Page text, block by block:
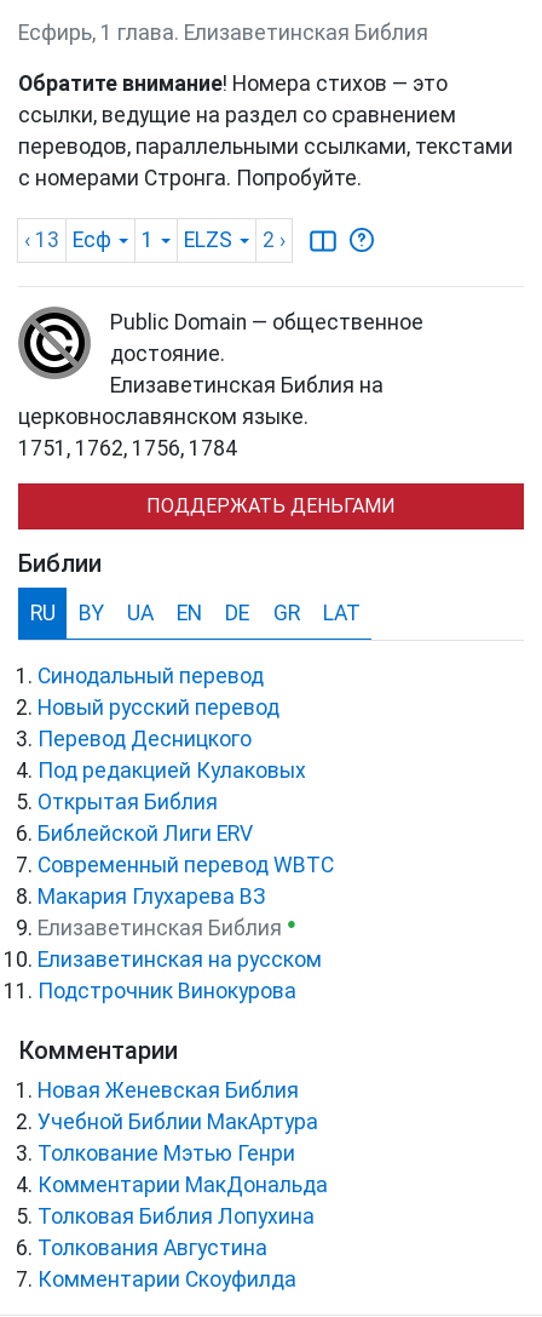
Есфирь, 1 глава. Елизаветинская Библия
Обратите внимание! Номера стихов — это
ссылки, ведущие на раздел со сравнением
переводов, параллельными ссылками, текстами
с номерами Стронга. Попробуйте.
‹ 13 Есф 1 ELZS 2 ›
Public Domain — общественное
достояние.
Елизаветинская Библия на
церковнославянском языке.
1751, 1762, 1756, 1784
ПОДДЕРЖАТЬ ДЕНЬГАМИ
Библии
RU BY UA EN DE GR LAT
Синодальный перевод
Новый русский перевод
Перевод Десницкого
Под редакцией Кулаковых
Открытая Библия
Библейской Лиги ERV
Cовременный перевод WBTC
Макария Глухарева ВЗ
Елизаветинская Библия ●
Елизаветинская на русском
Подстрочник Винокурова
Комментарии
Новая Женевская Библия
Учебной Библии МакАртура
Толкование Мэтью Генри
Комментарии МакДональда
Толковая Библия Лопухина
Толкования Августина
Комментарии Скоуфилда